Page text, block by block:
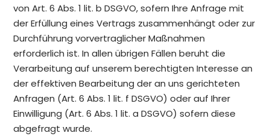
von Art. 6 Abs. 1 lit. b DSGVO, sofern Ihre Anfrage mit
der Erfüllung eines Vertrags zusammenhängt oder zur
Durchführung vorvertraglicher Maßnahmen
erforderlich ist. In allen übrigen Fällen beruht die
Verarbeitung auf unserem berechtigten Interesse an
der effektiven Bearbeitung der an uns gerichteten
Anfragen (Art. 6 Abs. 1 lit. f DSGVO) oder auf Ihrer
Einwilligung (Art. 6 Abs. 1 lit. a DSGVO) sofern diese
abgefragt wurde.